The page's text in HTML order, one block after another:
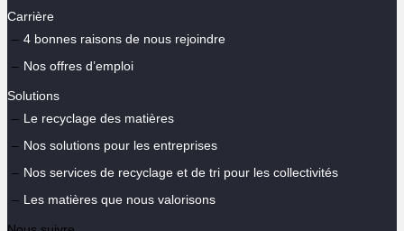
Carrière
4 bonnes raisons de nous rejoindre
Nos offres d’emploi
Solutions
Le recyclage des matières
Nos solutions pour les entreprises
Nos services de recyclage et de tri pour les collectivités
Les matières que nous valorisons